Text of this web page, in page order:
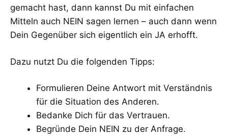
gemacht hast, dann kannst Du mit einfachen
Mitteln auch NEIN sagen lernen – auch dann wenn
Dein Gegenüber sich eigentlich ein JA erhofft.
Dazu nutzt Du die folgenden Tipps:
Formulieren Deine Antwort mit Verständnis
für die Situation des Anderen.
Bedanke Dich für das Vertrauen.
Begründe Dein NEIN zu der Anfrage.